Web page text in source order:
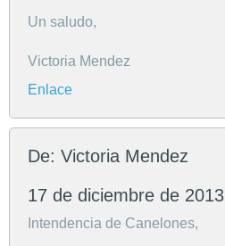
Un saludo,
Victoria Mendez
Enlace
De: Victoria Mendez
17 de diciembre de 2013
Intendencia de Canelones,